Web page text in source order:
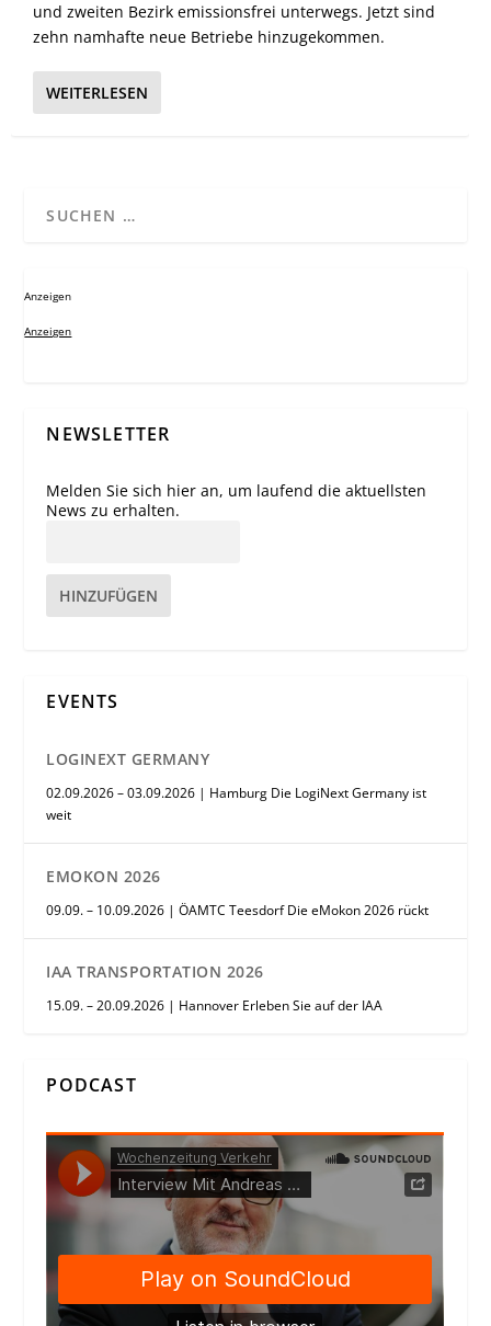
und zweiten Bezirk emissionsfrei unterwegs. Jetzt sind
zehn namhafte neue Betriebe hinzugekommen.
WEITERLESEN
Anzeigen
Anzeigen
NEWSLETTER
Melden Sie sich hier an, um laufend die aktuellsten
News zu erhalten.
HINZUFÜGEN
EVENTS
LOGINEXT GERMANY
02.09.2026 – 03.09.2026 | Hamburg Die LogiNext Germany ist
weit
EMOKON 2026
09.09. – 10.09.2026 | ÖAMTC Teesdorf Die eMokon 2026 rückt
IAA TRANSPORTATION 2026
15.09. – 20.09.2026 | Hannover Erleben Sie auf der IAA
PODCAST